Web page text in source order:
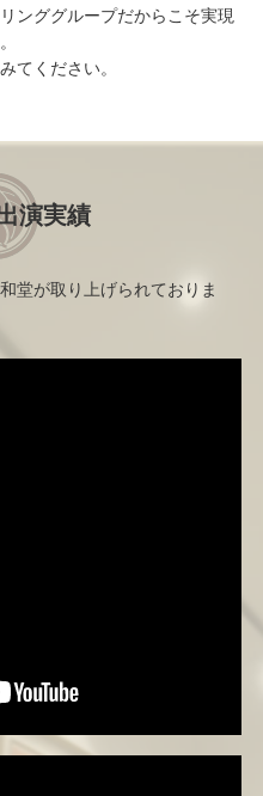
ンググループだからこそ実現
てください。
演実績
堂が取り上げられておりま